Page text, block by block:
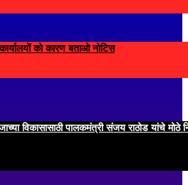
को कारण बताओ नोटिस
विकासासाठी पालकमंत्री संजय राठोड यांचे मोठे